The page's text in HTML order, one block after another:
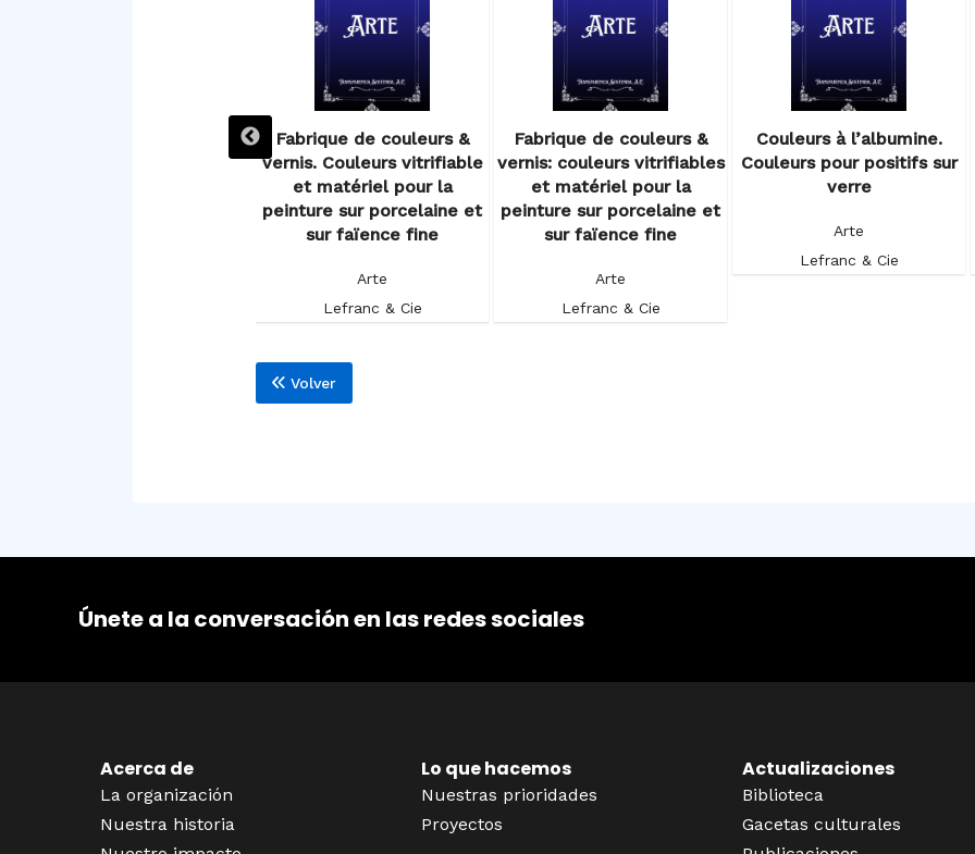
La sculptolignie ou l’art de
sculpter facilement le bois
Fabrique de couleurs &
vernis. Couleurs vitrifiable
et matériel pour la
peinture sur porcelaine et
sur faïence fine
Arte
Lefranc & Cie
Fabrique de couleurs &
vernis: couleurs vitrifiables
et matériel pour la
peinture sur porcelaine et
sur faïence fine
Arte
Lefranc & Cie
Couleurs à l’albumine.
Couleurs pour positifs sur
verre
Arte
Lefranc & Cie
Volver
Únete a la conversación en las redes sociales
Acerca de
La organización
Nuestra historia
Lo que hacemos
Nuestras prioridades
Proyectos
Actualizaciones
Biblioteca
Gacetas culturales